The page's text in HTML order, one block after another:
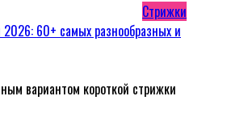
Стрижки
60+ самых разнообразных и
вариантом короткой стрижки